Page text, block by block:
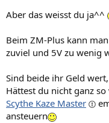
Aber das weisst du ja^^
Beim ZM-Plus kann
zuviel und 5V zu wenig
Sind beide ihr Geld
Hättest du nicht ganz
Scythe Kaze Master
ansteuern